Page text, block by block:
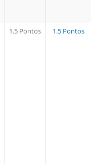
1.5 Pontos 1.5 Pontos